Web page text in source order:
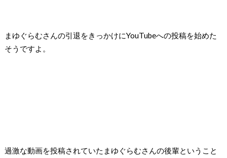
まゆぐらむさんの引退をきっかけにYouTubeへの投稿を始めた
そうですよ。
過激な動画を投稿されていたまゆぐらむさんの後輩ということ